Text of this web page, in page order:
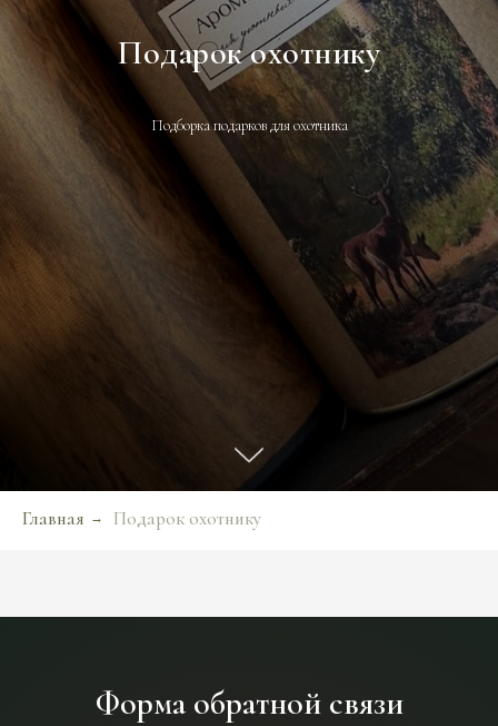
Подарок охотнику
Подборка подарков для охотника
Главная → Подарок охотнику
Форма обратной связи